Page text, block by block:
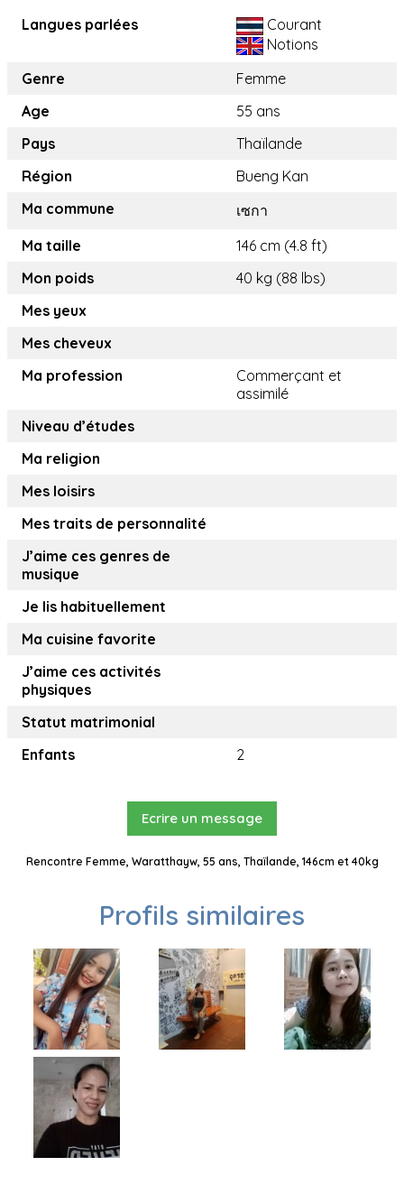
Langues parlées
Courant
Notions
Genre
Femme
Age
55 ans
Pays
Thaïlande
Région
Bueng Kan
Ma commune
เซกา
Ma taille
146 cm (4.8 ft)
Mon poids
40 kg (88 lbs)
Mes yeux
Mes cheveux
Ma profession
Commerçant et
assimilé
Niveau d’études
Ma religion
Mes loisirs
Mes traits de personnalité
J’aime ces genres de
musique
Je lis habituellement
Ma cuisine favorite
J’aime ces activités
physiques
Statut matrimonial
Enfants
2
Ecrire un message
Rencontre Femme, Waratthayw, 55 ans, Thaïlande, 146cm et 40kg
Profils similaires